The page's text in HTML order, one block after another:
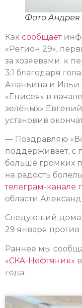
Фото
Как сообщает
«Регион 29»,
за хозяевами: к
3:1 благодаря
Ананьина и Ильи
«Енисея» в
зелёных»
установив
— Поздравляю
поддерживает, с
больше громких
на радость
телеграм-канале
области
Следующий
29 января
Раннее мы
«СКА-Нефтяник»
года.